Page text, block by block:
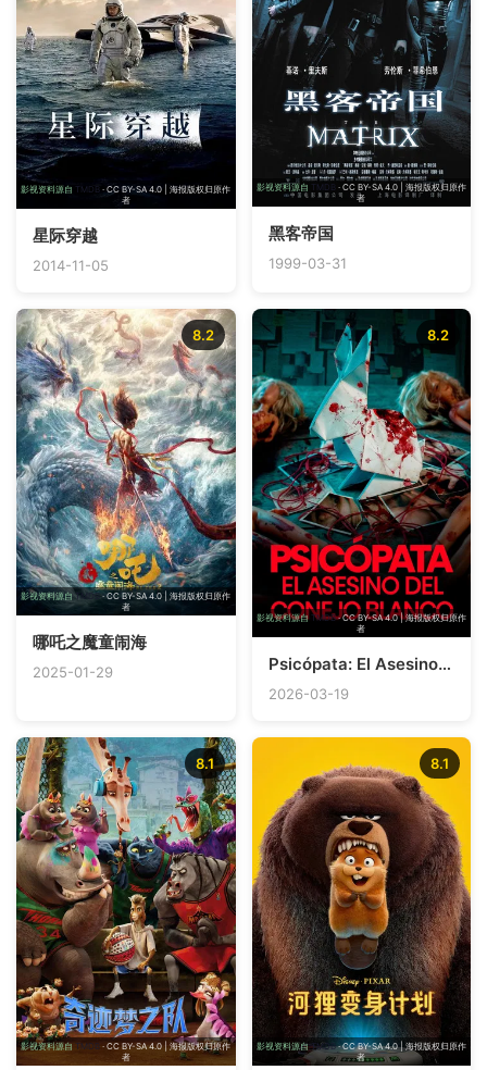
影视资料源自 TMDB · CC BY-SA 4.0 | 海报版权归原作
者
星际穿越
2014-11-05
影视资料源自 TMDB · CC BY-SA 4.0 | 海报版权归原作
者
黑客帝国
1999-03-31
影视资料源自TMDB · CC BY-SA 4.0 | 海报版权归原作
者
8.2
哪吒之魔童闹海
2025-01-29
影视资料源自 TMDB· CC BY-SA 4.0 | 海报版权归原作
者
8.2
Psicópata: El Asesino del Conejo Blanco
2026-03-19
影视资料源自TMDB · CC BY-SA 4.0 | 海报版权归原作
者
8.1
影视资料源自TMDB· CC BY-SA 4.0 | 海报版权归原作
者
8.1